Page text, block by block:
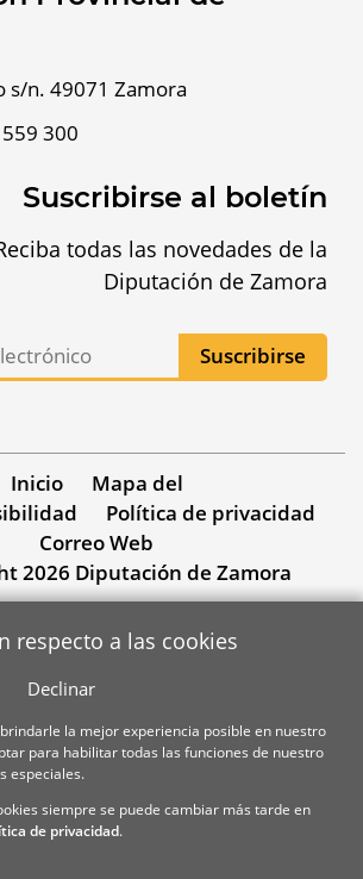
s/n. 49071 Zamora
300
Suscribirse al boletín
todas las novedades de la
Diputación de Zamora
Inicio
Mapa del
Política de privacidad
Correo Web
2026 Diputación de Zamora
respecto a las cookies
Declinar
la mejor experiencia posible en nuestro
para habilitar todas las funciones de nuestro
especiales.
siempre se puede cambiar más tarde en
de privacidad.